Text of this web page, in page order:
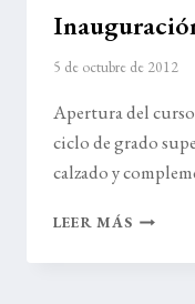
5 de octubre de 2012
Apertura del
ciclo de grado
calzado y
LEER MÁS
CURSO